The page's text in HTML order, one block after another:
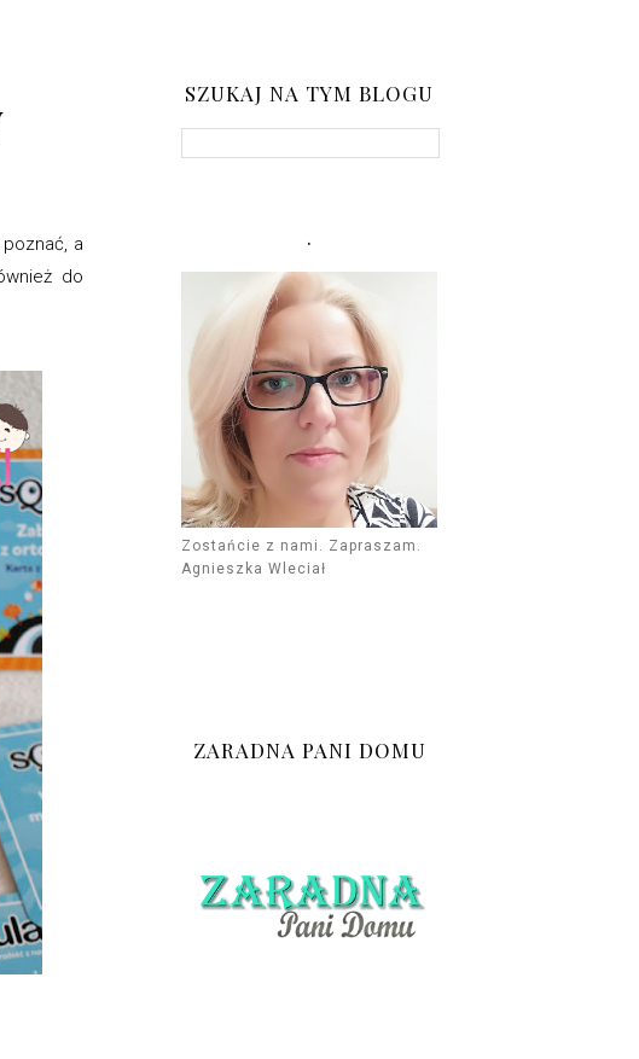
a
do
SZUKAJ NA TYM BLOGU
.
Zostańcie z nami. Zapraszam.
Agnieszka Wleciał
ZARADNA PANI DOMU